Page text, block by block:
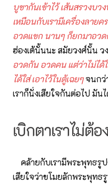
บูชากันเข้าไว้ เส้นสรวงบ
เหมือนกับเรามีเครื่องลาย
อวดแขก นานๆ ก็ยกมาอว
ฮ่องเต้นั้นนะ สมัยวงศ์นั้น
อวดกัน อวดคน แต่ว่าไม่ได้ใ
ได้ใส่ เอาไว้ในตู้เฉยๆจนกว่
เราก็นั่งเสียใจกันต่อไป มันไ
เบิกตาเราไม่ต้
คล้ายกับเรามีพระพุทธรูป
เสียใจว่าขโมยลักพระพุทธ